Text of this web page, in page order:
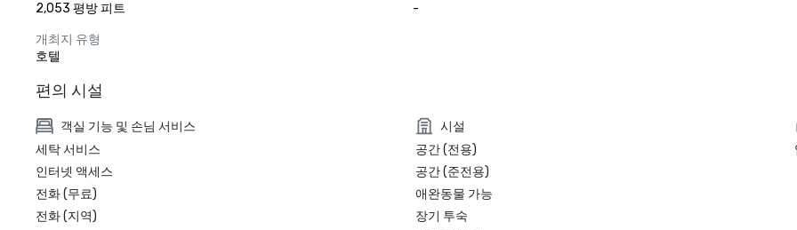
2,053 평방 피트
-
개최지 유형
호텔
편의 시설
객실 기능 및 손님 서비스
세탁 서비스
인터넷 액세스
전화 (무료)
전화 (지역)
시설
공간 (전용)
공간 (준전용)
애완동물 가능
장기 투숙